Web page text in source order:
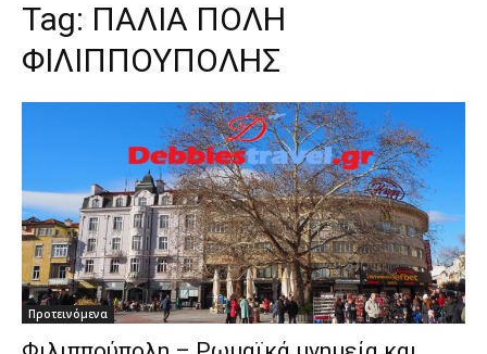
Tag: ΠΑΛΙΑ ΠΟΛΗ
ΦΙΛΙΠΠΟΥΠΟΛΗΣ
Προτεινόμενα